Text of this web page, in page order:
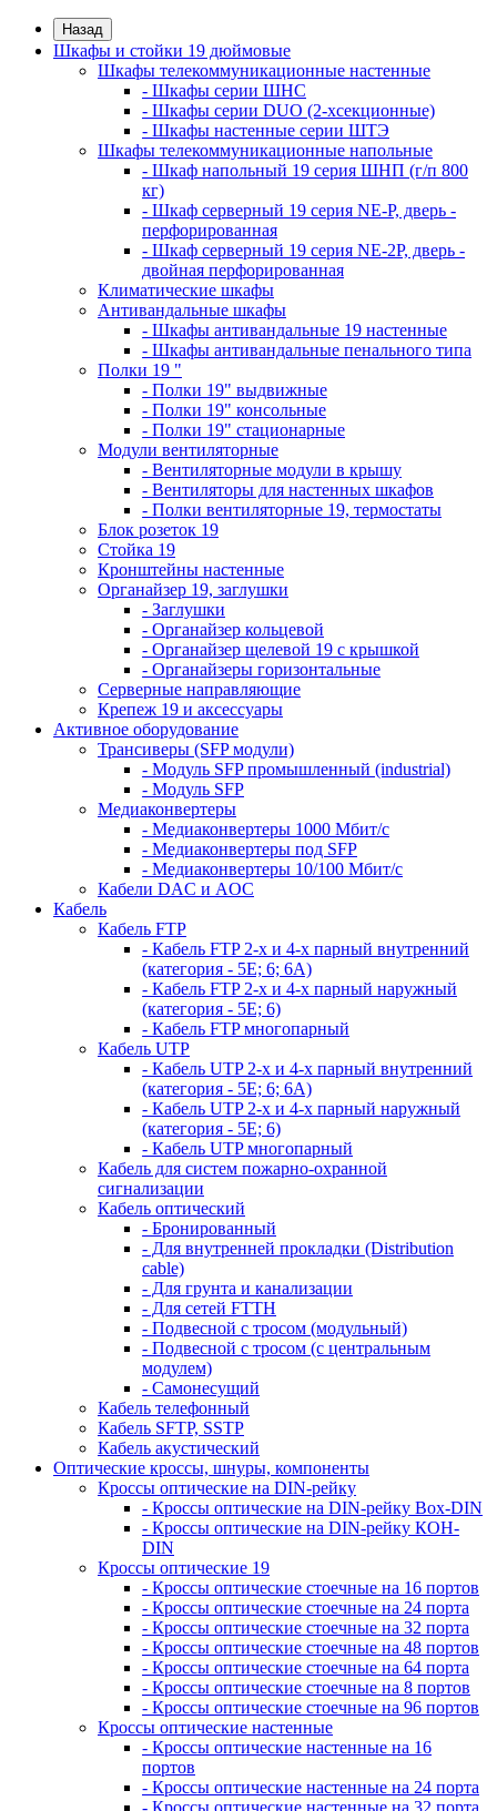
Назад
Шкафы и стойки 19 дюймовые
Шкафы телекоммуникационные настенные
- Шкафы серии ШНС
- Шкафы серии DUO (2-хсекционные)
- Шкафы настенные серии ШТЭ
Шкафы телекоммуникационные напольные
- Шкаф напольный 19 серия ШНП (г/п 800
кг)
- Шкаф серверный 19 серия NE-P, дверь -
перфорированная
- Шкаф серверный 19 серия NE-2P, дверь -
двойная перфорированная
Климатические шкафы
Антивандальные шкафы
- Шкафы антивандальные 19 настенные
- Шкафы антивандальные пенального типа
Полки 19 "
- Полки 19" выдвижные
- Полки 19" консольные
- Полки 19" стационарные
Модули вентиляторные
- Вентиляторные модули в крышу
- Вентиляторы для настенных шкафов
- Полки вентиляторные 19, термостаты
Блок розеток 19
Стойка 19
Кронштейны настенные
Органайзер 19, заглушки
- Заглушки
- Органайзер кольцевой
- Органайзер щелевой 19 с крышкой
- Органайзеры горизонтальные
Серверные направляющие
Крепеж 19 и аксессуары
Активное оборудование
Трансиверы (SFP модули)
- Модуль SFP промышленный (industrial)
- Модуль SFP
Медиаконвертеры
- Медиаконвертеры 1000 Мбит/с
- Медиаконвертеры под SFP
- Медиаконвертеры 10/100 Мбит/с
Кабели DAC и AOC
Кабель
Кабель FTP
- Кабель FTP 2-х и 4-х парный внутренний
(категория - 5Е; 6; 6А)
- Кабель FTP 2-х и 4-х парный наружный
(категория - 5Е; 6)
- Кабель FTP многопарный
Кабель UTP
- Кабель UTP 2-х и 4-х парный внутренний
(категория - 5Е; 6; 6А)
- Кабель UTP 2-х и 4-х парный наружный
(категория - 5Е; 6)
- Кабель UTP многопарный
Кабель для систем пожарно-охранной
сигнализации
Кабель оптический
- Бронированный
- Для внутренней прокладки (Distribution
cable)
- Для грунта и канализации
- Для сетей FTTH
- Подвесной с тросом (модульный)
- Подвесной с тросом (с центральным
модулем)
- Самонесущий
Кабель телефонный
Кабель SFTP, SSTP
Кабель акустический
Оптические кроссы, шнуры, компоненты
Кроссы оптические на DIN-рейку
- Кроссы оптические на DIN-рейку Box-DIN
- Кроссы оптические на DIN-рейку КОН-
DIN
Кроссы оптические 19
- Кроссы оптические стоечные на 16 портов
- Кроссы оптические стоечные на 24 порта
- Кроссы оптические стоечные на 32 порта
- Кроссы оптические стоечные на 48 портов
- Кроссы оптические стоечные на 64 порта
- Кроссы оптические стоечные на 8 портов
- Кроссы оптические стоечные на 96 портов
Кроссы оптические настенные
- Кроссы оптические настенные на 16
портов
- Кроссы оптические настенные на 24 порта
- Кроссы оптические настенные на 32 порта